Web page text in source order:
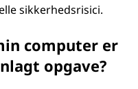
sikkerhedsrisici.
computer er
opgave?